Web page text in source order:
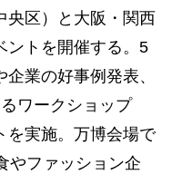
央区）と大阪・関西
ントを開催する。5
業の好事例発表、
ワークショップ
を実施。万博会場で
やファッション企